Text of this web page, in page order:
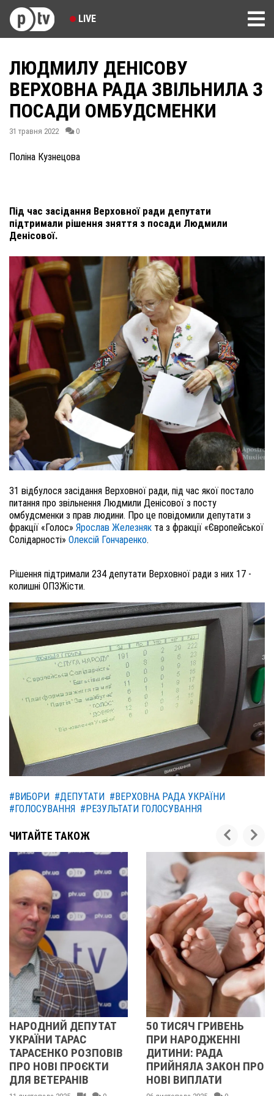
LIVE
ЛЮДМИЛУ ДЕНІСОВУ
ВЕРХОВНА РАДА ЗВІЛЬНИЛА З
ПОСАДИ ОМБУДСМЕНКИ
31 травня 2022 0
Поліна Кузнецова
Під час засідання Верховної ради депутати
підтримали рішення зняття з посади Людмили
Денісової.
31 відбулося засідання Верховної ради, під час якої постало
питання про звільнення Людмили Денісової з посту
омбудсменки з прав людини. Про це повідомили депутати з
фракції «Голос» Ярослав Железняк та з фракції «Європейської
Солідарності» Олексій Гончаренко.
Рішення підтримали 234 депутати Верховної ради з них 17 -
колишні ОПЗЖісти.
#ВИБОРИ #ДЕПУТАТИ #ВЕРХОВНА РАДА УКРАЇНИ
#ГОЛОСУВАННЯ #РЕЗУЛЬТАТИ ГОЛОСУВАННЯ
ЧИТАЙТЕ ТАКОЖ
50 ТИСЯЧ ГРИВЕНЬ
ПРИ НАРОДЖЕННІ
ДИТИНИ: РАДА
ПРИЙНЯЛА ЗАКОН ПРО
НОВІ ВИПЛАТИ
ДЕПУТАТ
ПОЛТАВСЬКОЇ
МІСЬКРАДИ НЕ
ЗАДЕКЛАРУВАВ
ПОНАД 200 МЛН